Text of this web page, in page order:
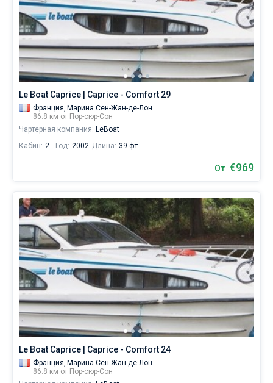
Le Boat Caprice | Caprice - Comfort 29
Франция, Марина Сен-Жан-де-Лон
86.8 км от Пор-сюр-Сон
Чартерная компания: LeBoat
Кабин: 2 Год: 2002 Длина: 39 фт
От €969
Le Boat Caprice | Caprice - Comfort 24
Франция, Марина Сен-Жан-де-Лон
86.8 км от Пор-сюр-Сон